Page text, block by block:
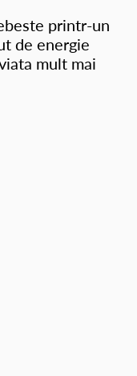
printr-un
de energie
mult mai